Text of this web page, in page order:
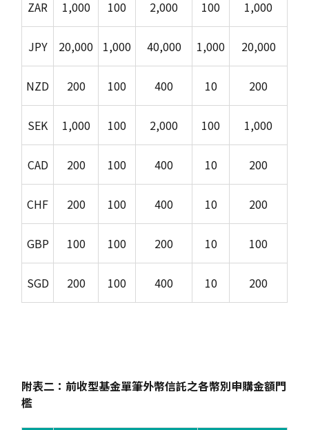
ZAR 1,000 100 2,000 100 1,000
JPY 20,000 1,000 40,000 1,000 20,000
NZD 200 100 400 10 200
SEK 1,000 100 2,000 100 1,000
CAD 200 100 400 10 200
CHF 200 100 400 10 200
GBP 100 100 200 10 100
SGD 200 100 400 10 200
附表二：前收型基金單筆外幣信託之各幣別申購金額門
檻